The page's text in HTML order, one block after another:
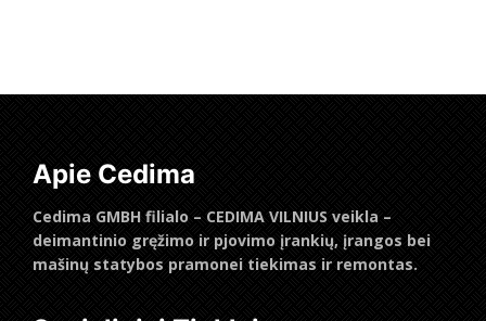
Apie Cedima
Cedima GMBH filialo – CEDIMA VILNIUS veikla –
deimantinio gręžimo ir pjovimo įrankių, įrangos bei
mašinų statybos pramonei tiekimas ir remontas.